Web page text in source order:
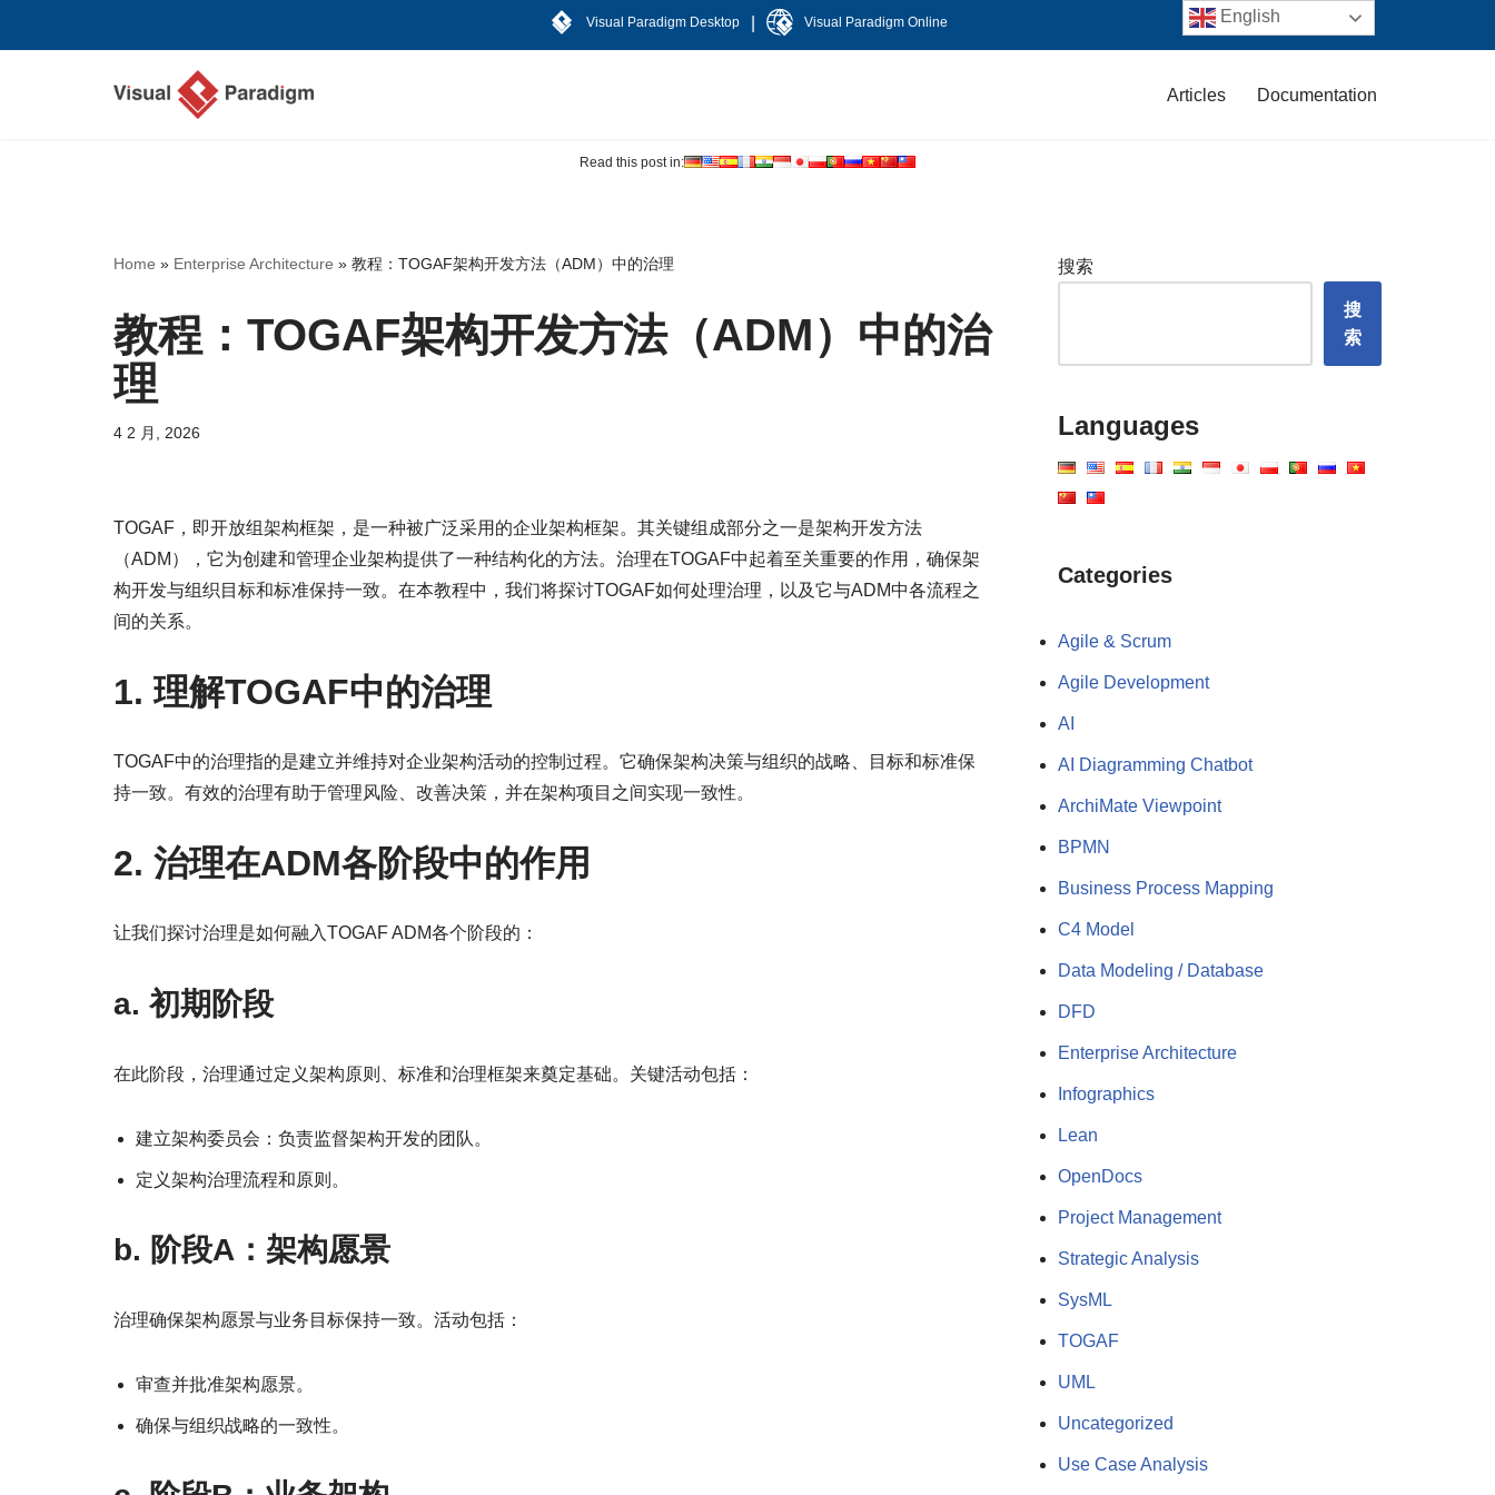
Visual Paradigm Desktop Visual Paradigm Online
Articles Documentation
Read this post in:
Home » Enterprise Architecture » 教程：TOGAF架构开发方法（ADM）中的治理
教程：TOGAF架构开发方法（ADM）中的治
理
4 2 月, 2026
TOGAF，即开放组架构框架，是一种被广泛采用的企业架构框架。其关键组成部分之一是架构开发方法
（ADM），它为创建和管理企业架构提供了一种结构化的方法。治理在TOGAF中起着至关重要的作用，确保架
构开发与组织目标和标准保持一致。在本教程中，我们将探讨TOGAF如何处理治理，以及它与ADM中各流程之
间的关系。
1. 理解TOGAF中的治理
TOGAF中的治理指的是建立并维持对企业架构活动的控制过程。它确保架构决策与组织的战略、目标和标准保
持一致。有效的治理有助于管理风险、改善决策，并在架构项目之间实现一致性。
2. 治理在ADM各阶段中的作用
让我们探讨治理是如何融入TOGAF ADM各个阶段的：
a. 初期阶段
在此阶段，治理通过定义架构原则、标准和治理框架来奠定基础。关键活动包括：
建立架构委员会：负责监督架构开发的团队。
定义架构治理流程和原则。
b. 阶段A：架构愿景
治理确保架构愿景与业务目标保持一致。活动包括：
审查并批准架构愿景。
确保与组织战略的一致性。
搜索
搜
索
Languages
Categories
Agile & Scrum
Agile Development
AI
AI Diagramming Chatbot
ArchiMate Viewpoint
BPMN
Business Process Mapping
C4 Model
Data Modeling / Database
DFD
Enterprise Architecture
Infographics
Lean
OpenDocs
Project Management
Strategic Analysis
SysML
TOGAF
UML
Uncategorized
Use Case Analysis
English